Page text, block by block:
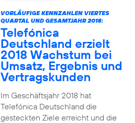
VORLÄUFIGE KENNZAHLEN VIERTES
QUARTAL UND GESAMTJAHR 2018:
Telefónica
Deutschland erzielt
2018 Wachstum bei
Umsatz, Ergebnis und
Vertragskunden
Im Geschäftsjahr 2018 hat
Telefónica Deutschland die
gesteckten Ziele erreicht und die